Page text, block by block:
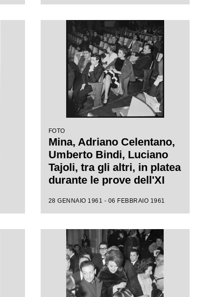
FOTO
Mina, Adriano Celentano,
Umberto Bindi, Luciano
Tajoli, tra gli altri, in platea
durante le prove dell'XI
28 GENNAIO 1961 - 06 FEBBRAIO 1961